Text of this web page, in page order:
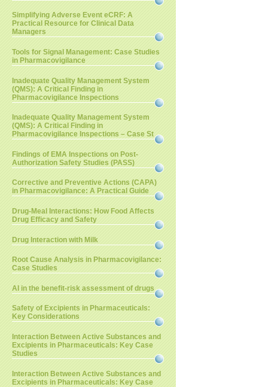
Simplifying Adverse Event eCRF: A
Practical Resource for Clinical Data
Managers
Tools for Signal Management: Case Studies
in Pharmacovigilance
Inadequate Quality Management System
(QMS): A Critical Finding in
Pharmacovigilance Inspections
Inadequate Quality Management System
(QMS): A Critical Finding in
Pharmacovigilance Inspections – Case St
Findings of EMA Inspections on Post-
Authorization Safety Studies (PASS)
Corrective and Preventive Actions (CAPA)
in Pharmacovigilance: A Practical Guide
Drug-Meal Interactions: How Food Affects
Drug Efficacy and Safety
Drug Interaction with Milk
Root Cause Analysis in Pharmacovigilance:
Case Studies
AI in the benefit-risk assessment of drugs
Safety of Excipients in Pharmaceuticals:
Key Considerations
Interaction Between Active Substances and
Excipients in Pharmaceuticals: Key Case
Studies
Interaction Between Active Substances and
Excipients in Pharmaceuticals: Key Case